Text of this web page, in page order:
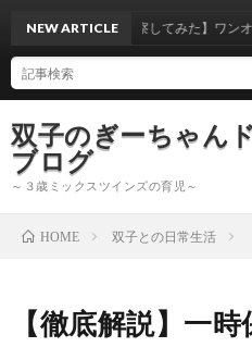
双子のぎーちゃん
ブログ
～３歳ミックスツインズの育児～
NEW ARTICLE
験から考察してみた】ワンオペで双子
HOME 双子との日常生活
【徹底解説】一